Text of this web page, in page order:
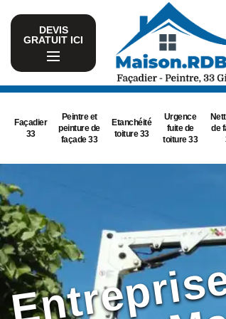
DEVIS
GRATUIT ICI
Façadier
33
Peintre et
peinture de
façade 33
Etanchéité
toiture 33
Urgence
fuite de
toiture 33
de